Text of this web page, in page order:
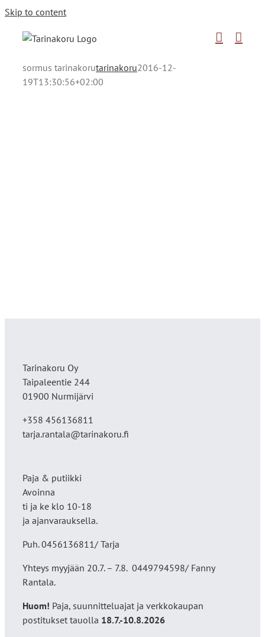
Skip to content
sormus tarinakorutarinakoru2016-12-
19T13:30:56+02:00
Tarinakoru Oy
Taipaleentie 244
01900 Nurmijärvi
+358 456136811
tarja.rantala@tarinakoru.fi
Paja & putiikki
Avoinna
ti ja ke klo 10-18
ja ajanvarauksella.
Puh. 0456136811/ Tarja
Yhteys myyjään 20.7. – 7.8. 0449794598/ Fanny
Rantala.
Huom! Paja, suunnitteluajat ja verkkokaupan
postitukset tauolla 18.7.-10.8.2026